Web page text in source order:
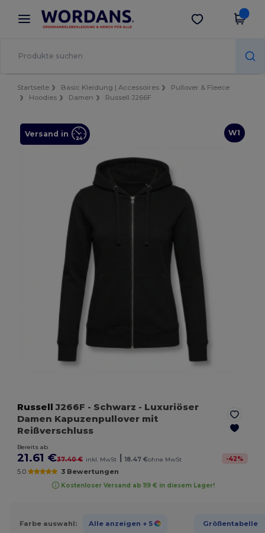
× Wordans App
Bessere Preise in der App!
App holen
Startseite Basic Kleidung | Accessoires
Pullover & Fleece
Hoodies
Damen Russell J266F
W1
Versand in
Russell J266F - Schwarz - Luxuriöser
Damen Kapuzenpullover mit
Reißverschluss
Bereits ab
21.61 €37.40 € inkl. MwSt | 18.47 €ohne MwSt -42%
5.0 3 Bewertungen
Kostenloser Versand ab 119 € in diesem Lager!
Farbe auswahl: Alle anzeigen + 5 Größentabelle